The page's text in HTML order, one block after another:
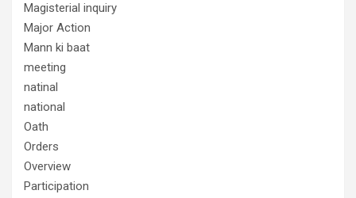
Magisterial inquiry
Major Action
Mann ki baat
meeting
natinal
national
Oath
Orders
Overview
Participation